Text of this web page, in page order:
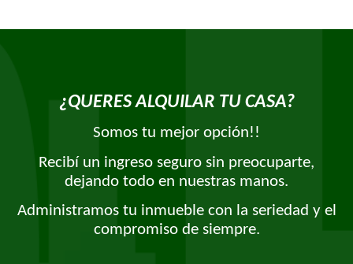
¿QUERES ALQUILAR TU CASA?
Somos tu mejor opción!!
Recibí un ingreso seguro sin preocuparte,
dejando todo en nuestras manos.
Administramos tu inmueble con la seriedad y el
compromiso de siempre.